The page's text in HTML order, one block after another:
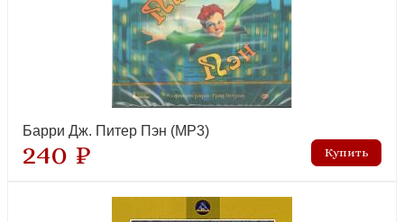
Барри Дж. Питер Пэн (MP3)
240 ₽